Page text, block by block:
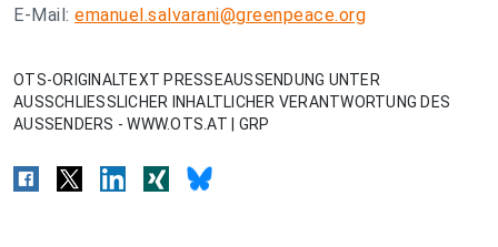
E-Mail: emanuel.salvarani@greenpeace.org
OTS-ORIGINALTEXT PRESSEAUSSENDUNG UNTER
AUSSCHLIESSLICHER INHALTLICHER VERANTWORTUNG DES
AUSSENDERS - WWW.OTS.AT | GRP